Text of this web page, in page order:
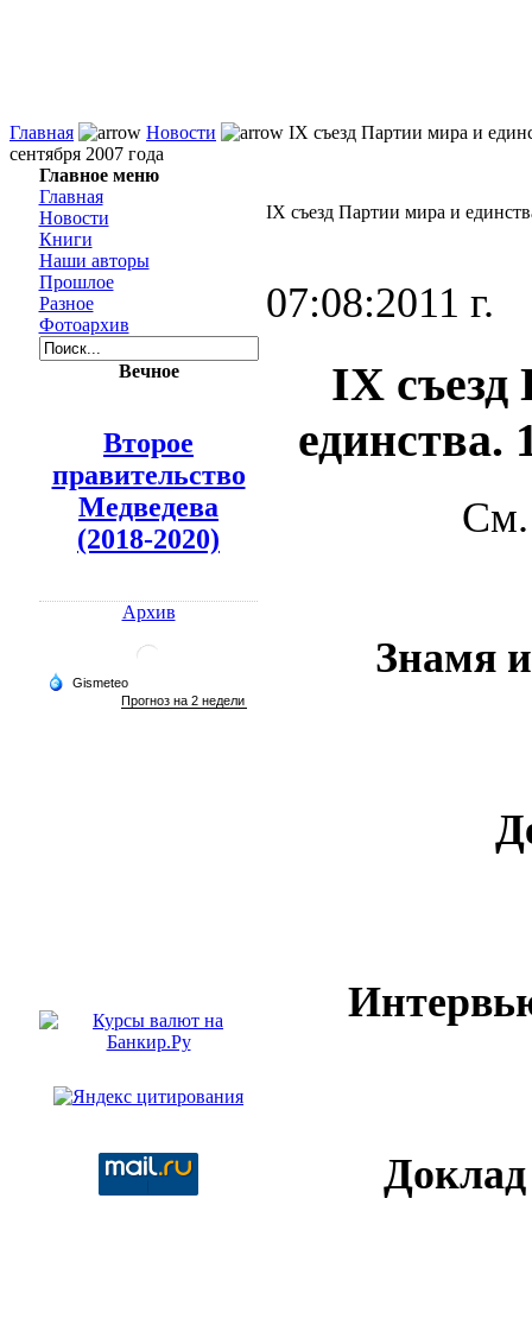
Главная Новости
IX съезд Партии мира и
сентября 2007 года
Главное меню
Главная
Новости
Книги
Наши авторы
Прошлое
Разное
Фотоархив
Вечное
Второе
правительство
Медведева
(2018-2020)
Архив
IX съезд Партии мира и
07:08:2011 г.
IX
единства.
Знамя
Доклад